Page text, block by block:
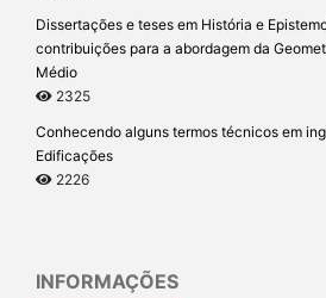
Dissertações e teses em História e
contribuições para a abordagem da
Médio
2325
Conhecendo alguns termos técnicos em
Edificações
2226
INFORMAÇÕES